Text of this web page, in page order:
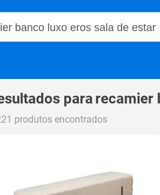
Magalu
para recamier
produtos encontrados